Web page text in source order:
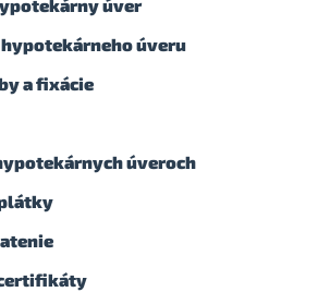
úver
hypotekárneho úveru
a fixácie
úveroch